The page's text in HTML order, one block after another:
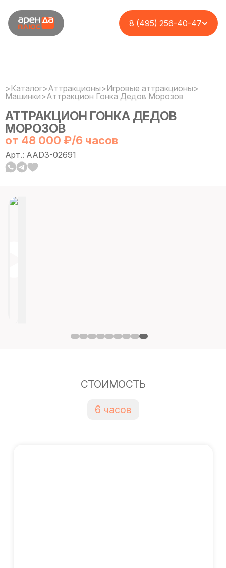
8 (495) 256-40-47
>Каталог>Аттракционы>Игровые аттракционы>
Машинки>Аттракцион Гонка Дедов Морозов
АТТРАКЦИОН ГОНКА ДЕДОВ
МОРОЗОВ
от 48 000 ₽/6 часов
Арт.: AAD3-02691
СТОИМОСТЬ
6 часов